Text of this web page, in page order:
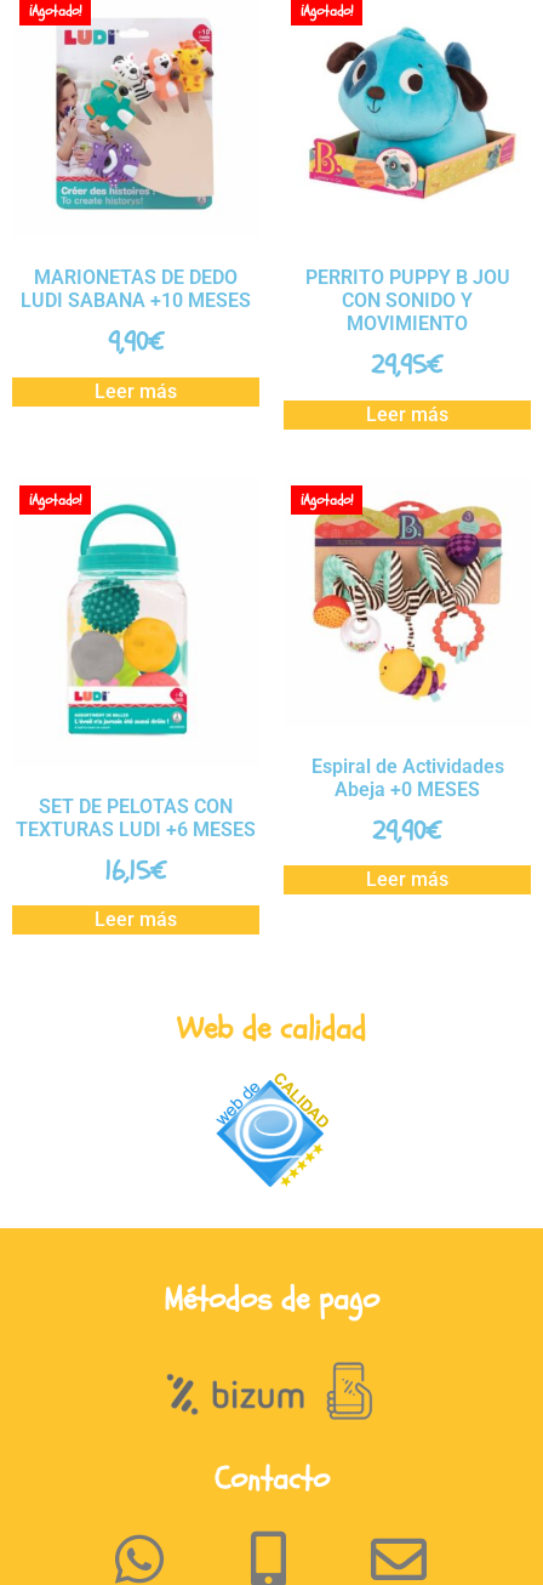
¡Agotado!
MARIONETAS DE DEDO
LUDI SABANA +10 MESES
9,90€
Leer más
¡Agotado!
PERRITO PUPPY B JOU
CON SONIDO Y
MOVIMIENTO
29,95€
Leer más
¡Agotado!
SET DE PELOTAS CON
TEXTURAS LUDI +6 MESES
16,15€
Leer más
¡Agotado!
Espiral de Actividades
Abeja +0 MESES
29,90€
Leer más
Web de calidad
Métodos de pago
Contacto